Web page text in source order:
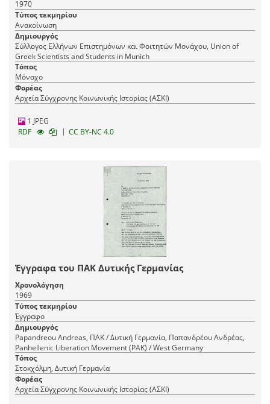
1970
Τύπος τεκμηρίου
Ανακοίνωση
Δημιουργός
Σύλλογος Ελλήνων Επιστημόνων και Φοιτητών Μονάχου, Union of
Greek Scientists and Students in Munich
Τόπος
Μόναχο
Φορέας
Αρχεία Σύγχρονης Κοινωνικής Ιστορίας (ΑΣΚΙ)
1 JPEG
RDF
| CC BY-NC 4.0
Έγγραφα του ΠΑΚ Δυτικής Γερμανίας
Χρονολόγηση
1969
Τύπος τεκμηρίου
Έγγραφο
Δημιουργός
Papandreou Andreas, ΠΑΚ / Δυτική Γερμανία, Παπανδρέου Ανδρέας,
Panhellenic Liberation Movement (PAK) / West Germany
Τόπος
Στοκχόλμη, Δυτική Γερμανία
Φορέας
Αρχεία Σύγχρονης Κοινωνικής Ιστορίας (ΑΣΚΙ)